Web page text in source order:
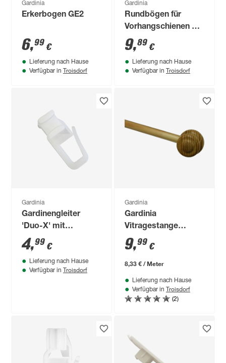
Gardinia
Erkerbogen GE2
6,99 €
Lieferung nach Hause
Verfügbar in Troisdorf
Gardinia
Rundbögen für
Vorhangschienen GE
3 90° 3-läufig
9,89 €
Lieferung nach Hause
Verfügbar in Troisdorf
Gardinia
Gardinengleiter
'Duo-X' mit
drehbarem Kopf
weiß 25 Stück
4,99 €
Lieferung nach Hause
Verfügbar in Troisdorf
Gardinia
Gardinia
Vitragestange
'Montana' natur 120
cm
9,99 €
8,33 € / Meter
Lieferung nach Hause
Verfügbar in Troisdorf
(2)